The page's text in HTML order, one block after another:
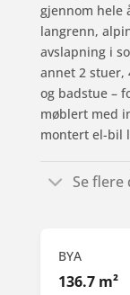
gjennom hele
langrenn,
avslapning i
annet 2 stuer,
og badstue –
møblert med
montert el-bil
Se flere
BYA
136.7 m²